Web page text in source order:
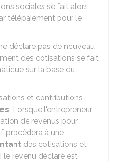
sociales se fait alors
télépaiement pour le
déclare pas de nouveau
des cotisations se fait
sur la base du
et contributions
. Lorsque l'entrepreneur
de revenus pour
procèdera à une
des cotisations et
le revenu déclaré est